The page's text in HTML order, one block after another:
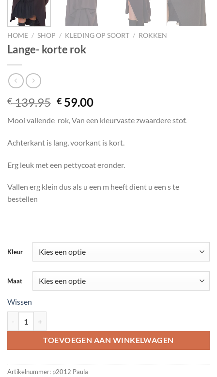
HOME / SHOP / KLEDING OP SOORT / ROKKEN
Lange- korte rok
€139.95 Oorspronkelijke
was:
€ 139.95.
€ 59.00Huidige
is:
€ 59.00.
Mooi vallende rok, Van een kleurvaste zwaardere stof.
Achterkant is lang, voorkant is kort.
Erg leuk met een pettycoat eronder.
Vallen erg klein dus als u een m heeft dient u een s te
bestellen
Kleur
Maat
Wissen
TOEVOEGEN AAN WINKELWAGEN
Artikelnummer: p2012 Paula